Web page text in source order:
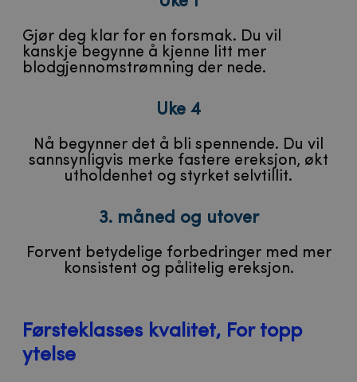
Gjør deg klar for en forsmak. Du vil
kanskje begynne å kjenne litt mer
blodgjennomstrømning der nede.
Uke 4
Nå begynner det å bli spennende. Du vil
sannsynligvis merke fastere ereksjon, økt
utholdenhet og styrket selvtillit.
3. måned og utover
Forvent betydelige forbedringer med mer
konsistent og pålitelig ereksjon.
Førsteklasses kvalitet, For topp
ytelse